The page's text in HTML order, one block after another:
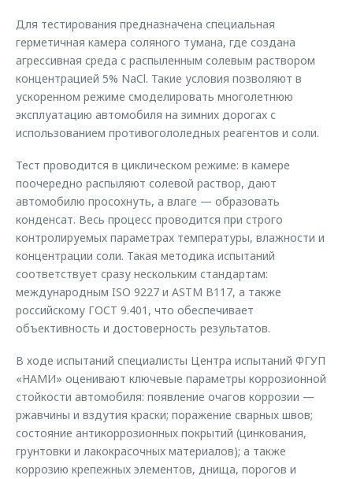
Для тестирования предназначена специальная
герметичная камера соляного тумана, где создана
агрессивная среда с распыленным солевым раствором
концентрацией 5% NaCl. Такие условия позволяют в
ускоренном режиме смоделировать многолетнюю
эксплуатацию автомобиля на зимних дорогах с
использованием противогололедных реагентов и соли.
Тест проводится в циклическом режиме: в камере
поочередно распыляют солевой раствор, дают
автомобилю просохнуть, а влаге — образовать
конденсат. Весь процесс проводится при строго
контролируемых параметрах температуры, влажности и
концентрации соли. Такая методика испытаний
соответствует сразу нескольким стандартам:
международным ISO 9227 и ASTM B117, а также
российскому ГОСТ 9.401, что обеспечивает
объективность и достоверность результатов.
В ходе испытаний специалисты Центра испытаний ФГУП
«НАМИ» оценивают ключевые параметры коррозионной
стойкости автомобиля: появление очагов коррозии —
ржавчины и вздутия краски; поражение сварных швов;
состояние антикоррозионных покрытий (цинкования,
грунтовки и лакокрасочных материалов); а также
коррозию крепежных элементов, днища, порогов и